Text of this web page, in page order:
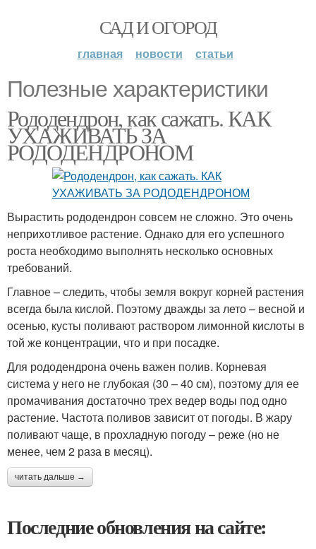
САД И ОГОРОД
главная новости статьи
Полезные характеристики
Рододендрон, как сажать. КАК
УХАЖИВАТЬ ЗА
РОДОДЕНДРОНОМ
Вырастить рододендрон совсем не сложно. Это очень
неприхотливое растение. Однако для его успешного
роста необходимо выполнять несколько основных
требований.
Главное – следить, чтобы земля вокруг корней растения
всегда была кислой. Поэтому дважды за лето – весной и
осенью, кусты поливают раствором лимонной кислоты в
той же концентрации, что и при посадке.
Для рододендрона очень важен полив. Корневая
система у него не глубокая (30 – 40 см), поэтому для ее
промачивания достаточно трех ведер воды под одно
растение. Частота поливов зависит от погоды. В жару
поливают чаще, в прохладную погоду – реже (но не
менее, чем 2 раза в месяц).
читать дальше →
Последние обновления на сайте: